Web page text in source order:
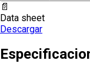
📄
Data sheet
Descargar